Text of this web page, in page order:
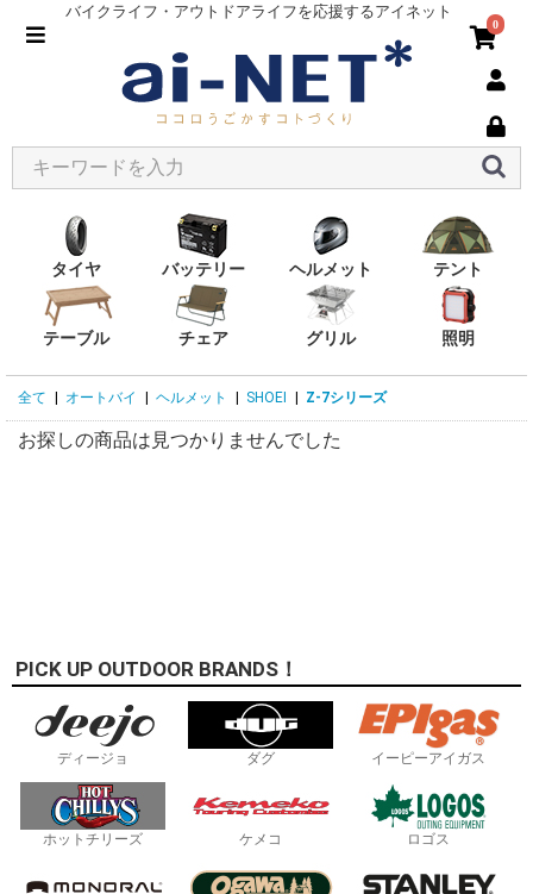
バイクライフ・アウトドアライフを応援するアイネット
0
タイヤ バッテリー ヘルメット テント
テーブル チェア グリル 照明
全て オートバイ ヘルメット SHOEI Z-7シリーズ
お探しの商品は見つかりませんでした
PICK UP OUTDOOR BRANDS！
ディージョ ダグ イーピーアイガス
ホットチリーズ ケメコ ロゴス